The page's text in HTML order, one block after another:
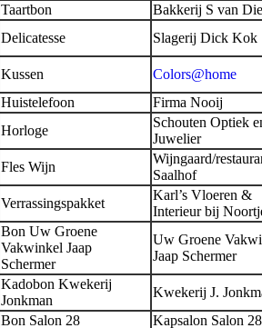
Taartbon
Bakkerij S van
Delicatesse Slagerij Dick Kok
Kussen
Colors@home
Huistelefoon
Firma Nooij
Horloge
Schouten Optiek
Juwelier
Fles Wijn
Wijngaard/
Saalhof
Verrassingspakket
Karl’s Vloeren &
Interieur bij
Bon Uw Groene
Vakwinkel Jaap
Schermer
Uw Groene
Jaap Schermer
Kadobon Kwekerij
Jonkman
Kwekerij J.
Bon Salon 28
Kapsalon Salon 28